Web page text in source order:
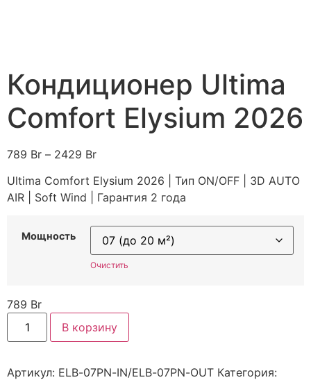
Кондиционер Ultima
Comfort Elysium 2026
789 Br – 2429 Br
Ultima Comfort Elysium 2026 | Тип ON/OFF | 3D AUTO
AIR | Soft Wind | Гарантия 2 года
Мощность
Очистить
789 Br
В корзину
Артикул: ELB-07PN-IN/ELB-07PN-OUT Категория: